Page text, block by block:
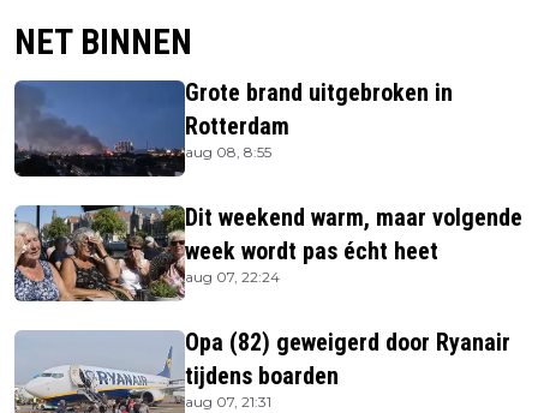
NET BINNEN
Grote brand uitgebroken in
Rotterdam
aug 08, 8:55
Dit weekend warm, maar volgende
week wordt pas écht heet
aug 07, 22:24
Opa (82) geweigerd door Ryanair
tijdens boarden
aug 07, 21:31